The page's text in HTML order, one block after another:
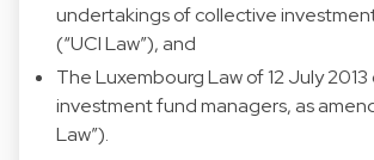
undertakings of collective
(“UCI Law”), and
The Luxembourg Law of 12 July
investment fund managers, as
Law”).